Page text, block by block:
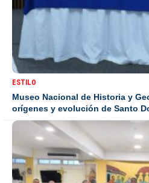
ESTILO
Museo Nacional de Historia y
orígenes y evolución de Santo